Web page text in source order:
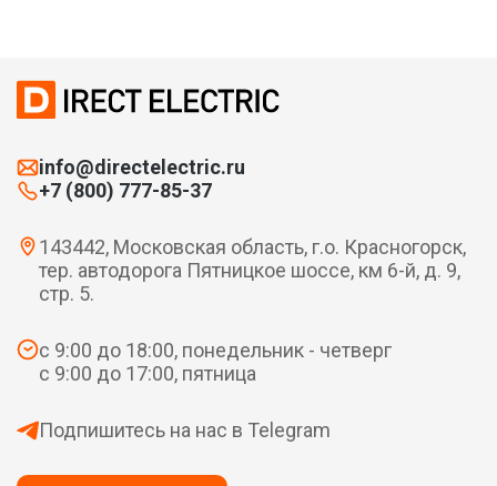
info@directelectric.ru
+7 (800) 777-85-37
143442, Московская область, г.о. Красногорск,
тер. автодорога Пятницкое шоссе, км 6-й, д. 9,
стр. 5.
с 9:00 до 18:00, понедельник - четверг
с 9:00 до 17:00, пятница
Подпишитесь на нас в Telegram